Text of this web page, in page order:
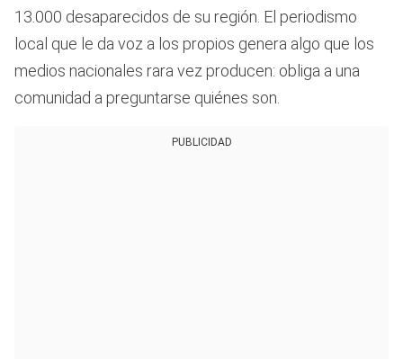
13.000 desaparecidos de su región. El periodismo
local que le da voz a los propios genera algo que los
medios nacionales rara vez producen: obliga a una
comunidad a preguntarse quiénes son.
PUBLICIDAD